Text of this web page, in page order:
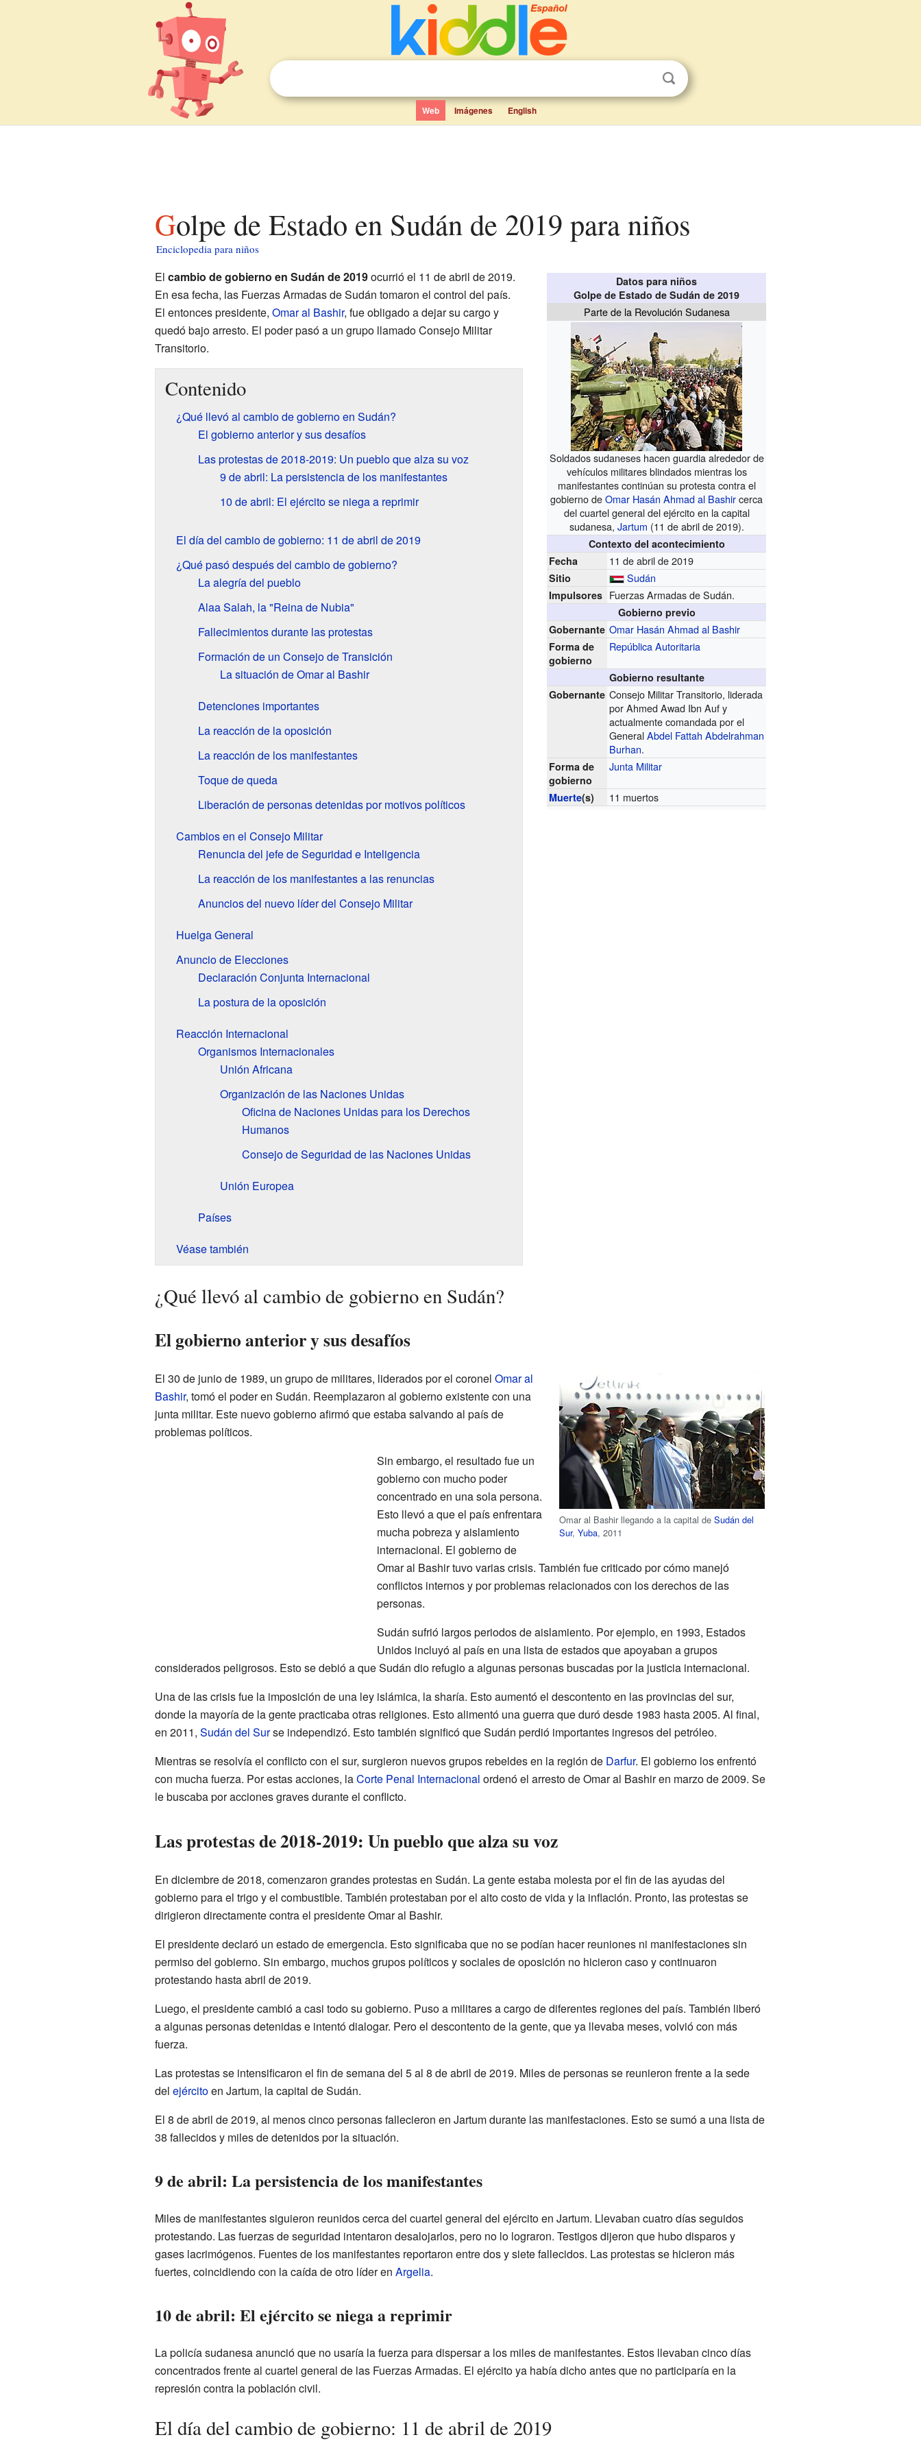
Web Imágenes English
Golpe de Estado en Sudán de 2019 para niños
Enciclopedia para niños
Datos para niños
Golpe de Estado de Sudán de 2019
Parte de la Revolución Sudanesa
Soldados sudaneses hacen guardia alrededor de
vehículos militares blindados mientras los
manifestantes continúan su protesta contra el
gobierno deOmar Hasán Ahmad al Bashircerca
del cuartel general del ejército en la capital
sudanesa, Jartum (11 de abril de 2019).
Contexto del acontecimiento
Fecha
11 de abril de 2019
Sitio Sudán
Impulsores Fuerzas Armadas de Sudán.
Gobierno previo
Gobernante Omar Hasán Ahmad al Bashir
Forma de
gobierno
República Autoritaria
Gobierno resultante
Gobernante Consejo Militar Transitorio, liderada
por Ahmed Awad Ibn Auf y
actualmente comandada por el
GeneralAbdel Fattah Abdelrahman
Burhan.
Forma de
gobierno
Junta Militar
Muerte(s) 11 muertos
El cambio de gobierno en Sudán de 2019ocurrió el 11 de abril de 2019.
En esa fecha, las Fuerzas Armadas de Sudán tomaron el control del país.
El entonces presidente, Omar al Bashir, fue obligado a dejar su cargo y
quedó bajo arresto. El poder pasó a un grupo llamado Consejo Militar
Transitorio.
Contenido
¿Qué llevó al cambio de gobierno en Sudán?
El gobierno anterior y sus desafíos
Las protestas de 2018-2019: Un pueblo que alza su voz
9 de abril: La persistencia de los manifestantes
10 de abril: El ejército se niega a reprimir
El día del cambio de gobierno: 11 de abril de 2019
¿Qué pasó después del cambio de gobierno?
La alegría del pueblo
Alaa Salah, la "Reina de Nubia"
Fallecimientos durante las protestas
Formación de un Consejo de Transición
La situación de Omar al Bashir
Detenciones importantes
La reacción de la oposición
La reacción de los manifestantes
Toque de queda
Liberación de personas detenidas por motivos políticos
Cambios en el Consejo Militar
Renuncia del jefe de Seguridad e Inteligencia
La reacción de los manifestantes a las renuncias
Anuncios del nuevo líder del Consejo Militar
Huelga General
Anuncio de Elecciones
Declaración Conjunta Internacional
La postura de la oposición
Reacción Internacional
Organismos Internacionales
Unión Africana
Organización de las Naciones Unidas
Oficina de Naciones Unidas para los Derechos
Humanos
Consejo de Seguridad de las Naciones Unidas
Unión Europea
Países
Véase también
¿Qué llevó al cambio de gobierno en Sudán?
El gobierno anterior y sus desafíos
Omar al Bashir llegando a la capital deSudán del
Sur,Yuba, 2011
El 30 de junio de 1989, un grupo de militares, liderados por el coronel Omar al
Bashir, tomó el poder en Sudán. Reemplazaron al gobierno existente con una
junta militar. Este nuevo gobierno afirmó que estaba salvando al país de
problemas políticos.
Sin embargo, el resultado fue un
gobierno con mucho poder
concentrado en una sola persona.
Esto llevó a que el país enfrentara
mucha pobreza y aislamiento
internacional. El gobierno de
Omar al Bashir tuvo varias crisis. También fue criticado por cómo manejó
conflictos internos y por problemas relacionados con los derechos de las
personas.
Sudán sufrió largos periodos de aislamiento. Por ejemplo, en 1993, Estados
Unidos incluyó al país en una lista de estados que apoyaban a grupos
considerados peligrosos. Esto se debió a que Sudán dio refugio a algunas personas buscadas por la justicia internacional.
Una de las crisis fue la imposición de una ley islámica, la sharía. Esto aumentó el descontento en las provincias del sur,
donde la mayoría de la gente practicaba otras religiones. Esto alimentó una guerra que duró desde 1983 hasta 2005. Al final,
en 2011, Sudán del Surse independizó. Esto también significó que Sudán perdió importantes ingresos del petróleo.
Mientras se resolvía el conflicto con el sur, surgieron nuevos grupos rebeldes en la región de Darfur. El gobierno los enfrentó
con mucha fuerza. Por estas acciones, laCorte Penal Internacional ordenó el arresto de Omar al Bashir en marzo de 2009. Se
le buscaba por acciones graves durante el conflicto.
Las protestas de 2018-2019: Un pueblo que alza su voz
En diciembre de 2018, comenzaron grandes protestas en Sudán. La gente estaba molesta por el fin de las ayudas del
gobierno para el trigo y el combustible. También protestaban por el alto costo de vida y la inflación. Pronto, las protestas se
dirigieron directamente contra el presidente Omar al Bashir.
El presidente declaró un estado de emergencia. Esto significaba que no se podían hacer reuniones ni manifestaciones sin
permiso del gobierno. Sin embargo, muchos grupos políticos y sociales de oposición no hicieron caso y continuaron
protestando hasta abril de 2019.
Luego, el presidente cambió a casi todo su gobierno. Puso a militares a cargo de diferentes regiones del país. También liberó
a algunas personas detenidas e intentó dialogar. Pero el descontento de la gente, que ya llevaba meses, volvió con más
fuerza.
Las protestas se intensificaron el fin de semana del 5 al 8 de abril de 2019. Miles de personas se reunieron frente a la sede
del ejércitoen Jartum, la capital de Sudán.
El 8 de abril de 2019, al menos cinco personas fallecieron en Jartum durante las manifestaciones. Esto se sumó a una lista de
38 fallecidos y miles de detenidos por la situación.
9 de abril: La persistencia de los manifestantes
Miles de manifestantes siguieron reunidos cerca del cuartel general del ejército en Jartum. Llevaban cuatro días seguidos
protestando. Las fuerzas de seguridad intentaron desalojarlos, pero no lo lograron. Testigos dijeron que hubo disparos y
gases lacrimógenos. Fuentes de los manifestantes reportaron entre dos y siete fallecidos. Las protestas se hicieron más
fuertes, coincidiendo con la caída de otro líder en Argelia.
10 de abril: El ejército se niega a reprimir
La policía sudanesa anunció que no usaría la fuerza para dispersar a los miles de manifestantes. Estos llevaban cinco días
concentrados frente al cuartel general de las Fuerzas Armadas. El ejército ya había dicho antes que no participaría en la
represión contra la población civil.
El día del cambio de gobierno: 11 de abril de 2019